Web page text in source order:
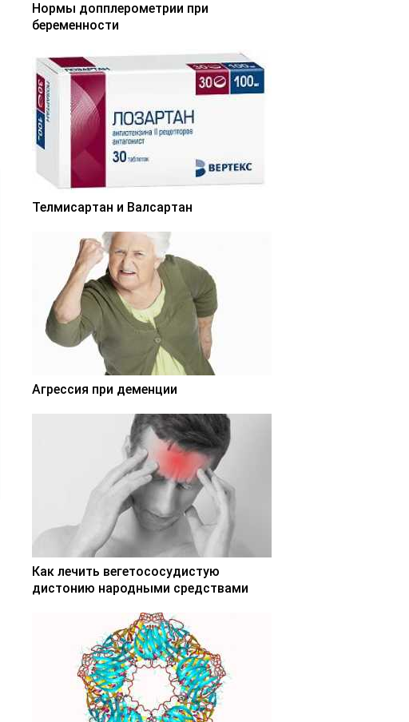
Нормы допплерометрии при
беременности
Телмисартан и Валсартан
Агрессия при деменции
Как лечить вегетососудистую
дистонию народными средствами